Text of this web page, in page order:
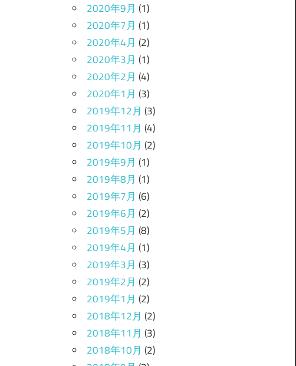
2020年9月 (1)
2020年7月 (1)
2020年4月 (2)
2020年3月 (1)
2020年2月 (4)
2020年1月 (3)
2019年12月 (3)
2019年11月 (4)
2019年10月 (2)
2019年9月 (1)
2019年8月 (1)
2019年7月 (6)
2019年6月 (2)
2019年5月 (8)
2019年4月 (1)
2019年3月 (3)
2019年2月 (2)
2019年1月 (2)
2018年12月 (2)
2018年11月 (3)
2018年10月 (2)